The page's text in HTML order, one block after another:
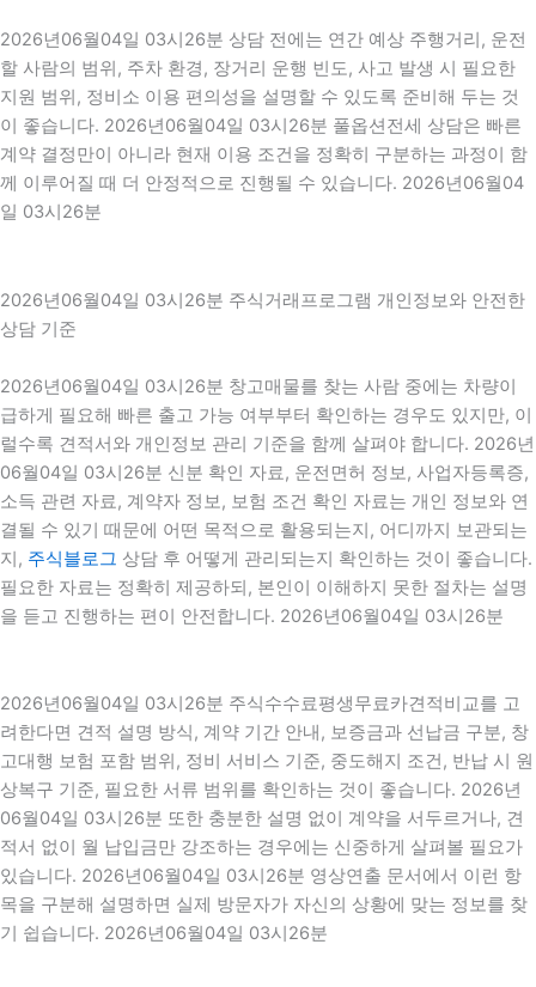
2026년06월04일 03시26분 상담 전에는 연간 예상 주행거리, 운전
할 사람의 범위, 주차 환경, 장거리 운행 빈도, 사고 발생 시 필요한
지원 범위, 정비소 이용 편의성을 설명할 수 있도록 준비해 두는 것
이 좋습니다. 2026년06월04일 03시26분 풀옵션전세 상담은 빠른
계약 결정만이 아니라 현재 이용 조건을 정확히 구분하는 과정이 함
께 이루어질 때 더 안정적으로 진행될 수 있습니다. 2026년06월04
일 03시26분
2026년06월04일 03시26분 주식거래프로그램 개인정보와 안전한
상담 기준
2026년06월04일 03시26분 창고매물를 찾는 사람 중에는 차량이
급하게 필요해 빠른 출고 가능 여부부터 확인하는 경우도 있지만, 이
럴수록 견적서와 개인정보 관리 기준을 함께 살펴야 합니다. 2026년
06월04일 03시26분 신분 확인 자료, 운전면허 정보, 사업자등록증,
소득 관련 자료, 계약자 정보, 보험 조건 확인 자료는 개인 정보와 연
결될 수 있기 때문에 어떤 목적으로 활용되는지, 어디까지 보관되는
지, 주식블로그 상담 후 어떻게 관리되는지 확인하는 것이 좋습니다.
필요한 자료는 정확히 제공하되, 본인이 이해하지 못한 절차는 설명
을 듣고 진행하는 편이 안전합니다. 2026년06월04일 03시26분
2026년06월04일 03시26분 주식수수료평생무료카견적비교를 고
려한다면 견적 설명 방식, 계약 기간 안내, 보증금과 선납금 구분, 창
고대행 보험 포함 범위, 정비 서비스 기준, 중도해지 조건, 반납 시 원
상복구 기준, 필요한 서류 범위를 확인하는 것이 좋습니다. 2026년
06월04일 03시26분 또한 충분한 설명 없이 계약을 서두르거나, 견
적서 없이 월 납입금만 강조하는 경우에는 신중하게 살펴볼 필요가
있습니다. 2026년06월04일 03시26분 영상연출 문서에서 이런 항
목을 구분해 설명하면 실제 방문자가 자신의 상황에 맞는 정보를 찾
기 쉽습니다. 2026년06월04일 03시26분